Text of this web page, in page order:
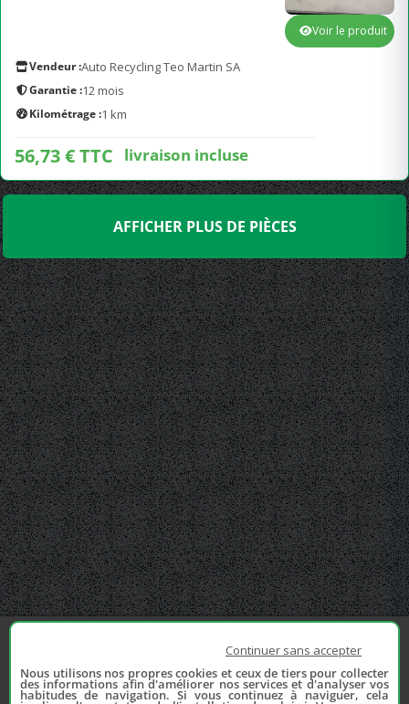
Vendeur :Auto Recycling Teo Martin SA
Garantie :12 mois
Kilométrage :1 km
56,73 € TTC livraison incluse
Voir le produit
AFFICHER PLUS DE PIÈCES
Continuer sans accepter
Nous utilisons nos propres cookies et ceux de tiers pour collecter
des informations afin d'améliorer nos services et d'analyser vos
habitudes de navigation. Si vous continuez à naviguer, cela